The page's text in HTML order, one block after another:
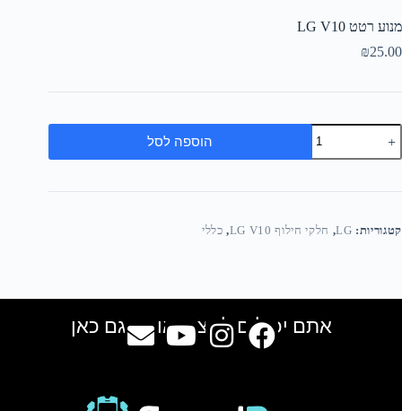
מנוע רטט LG V10
₪25.00
הוספה לסל
קטגוריות: LG
, חלקי חילוף LG V10 , כללי
אתם יכולים למצוא אותנו גם כאן